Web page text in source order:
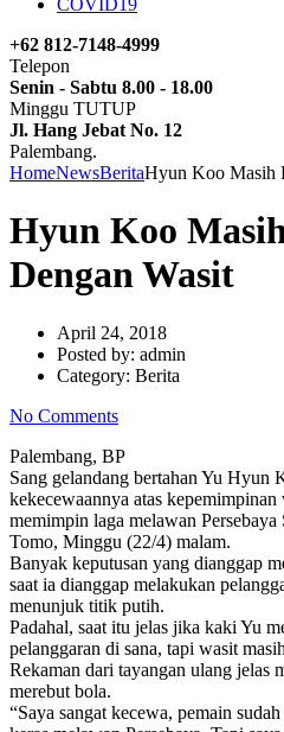
COVID19
+62 812-7148-4999
Telepon
Senin - Sabtu 8.00 - 18.00
Minggu TUTUP
Jl. Hang Jebat No. 12
Palembang.
HomeNewsBeritaHyun Koo Masih
Hyun Koo
Dengan Wasit
April 24, 2018
Posted by: admin
Category: Berita
No Comments
Palembang, BP
Sang gelandang bertahan Yu Hyun
kekecewaannya atas
memimpin laga melawan
Tomo, Minggu (22/4) malam.
Banyak keputusan yang dianggap
saat ia dianggap melakukan
menunjuk titik putih.
Padahal, saat itu jelas jika kaki Yu
pelanggaran di sana, tapi wasit
Rekaman dari tayangan ulang jelas
merebut bola.
“Saya sangat kecewa, pemain